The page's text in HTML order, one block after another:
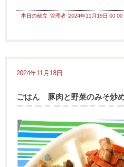
本日の献立 管理者 2024年11月19日 00:00
2024年11月18日
ごはん 豚肉と野菜のみそ炒